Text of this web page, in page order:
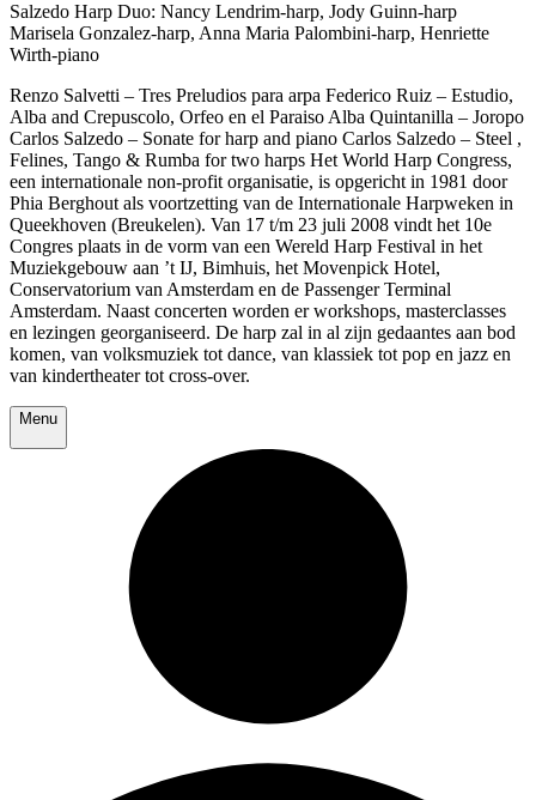
Salzedo Harp Duo: Nancy Lendrim-harp, Jody Guinn-harp
Marisela Gonzalez-harp, Anna Maria Palombini-harp, Henriette
Wirth-piano
Renzo Salvetti – Tres Preludios para arpa Federico Ruiz – Estudio,
Alba and Crepuscolo, Orfeo en el Paraiso Alba Quintanilla – Joropo
Carlos Salzedo – Sonate for harp and piano Carlos Salzedo – Steel ,
Felines, Tango & Rumba for two harps Het World Harp Congress,
een internationale non-profit organisatie, is opgericht in 1981 door
Phia Berghout als voortzetting van de Internationale Harpweken in
Queekhoven (Breukelen). Van 17 t/m 23 juli 2008 vindt het 10e
Congres plaats in de vorm van een Wereld Harp Festival in het
Muziekgebouw aan ’t IJ, Bimhuis, het Movenpick Hotel,
Conservatorium van Amsterdam en de Passenger Terminal
Amsterdam. Naast concerten worden er workshops, masterclasses
en lezingen georganiseerd. De harp zal in al zijn gedaantes aan bod
komen, van volksmuziek tot dance, van klassiek tot pop en jazz en
van kindertheater tot cross-over.
Menu